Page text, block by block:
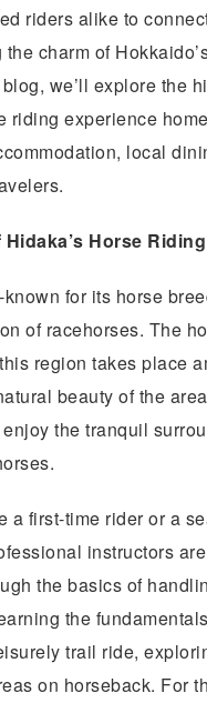
riders alike to
charm of
we’ll explore the
riding experience
local
Horse
for its horse
of racehorses. The
region takes place
beauty of the
the tranquil
a first-time rider or a
instructors
the basics of
the
trail ride,
on horseback. For